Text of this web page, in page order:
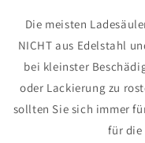
Die meisten
NICHT aus Edelstahl
bei kleinster
oder Lackierung zu
sollten Sie sich immer
für